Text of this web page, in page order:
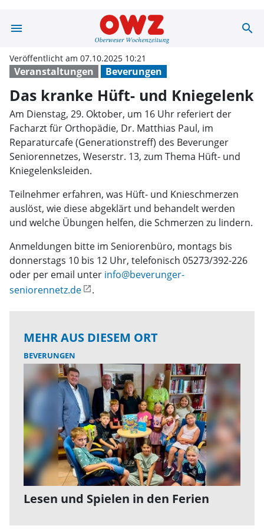
menu Das kranke search
Veranstaltungen Beverungen
Veröffentlicht am 07.10.2025 10:21
Das kranke Hüft- und Kniegelenk
Am Dienstag, 29. Oktober, um 16 Uhr referiert der
Facharzt für Orthopädie, Dr. Matthias Paul, im
Reparaturcafe (Generationstreff) des Beverunger
Seniorennetzes, Weserstr. 13, zum Thema Hüft- und
Kniegelenksleiden.
Teilnehmer erfahren, was Hüft- und Knieschmerzen
auslöst, wie diese abgeklärt und behandelt werden
und welche Übungen helfen, die Schmerzen zu lindern.
Anmeldungen bitte im Seniorenbüro, montags bis
donnerstags 10 bis 12 Uhr, telefonisch 05273/392-226
oder per email unter info@beverunger-
seniorennetz.de
.
MEHR AUS DIESEM ORT
BEVERUNGEN
Lesen und Spielen in den Ferien